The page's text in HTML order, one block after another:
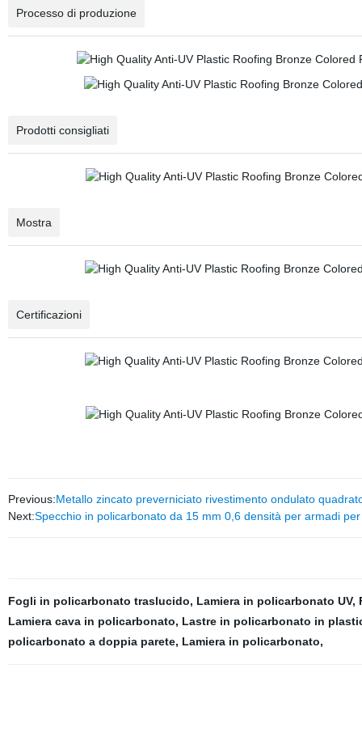
Processo di produzione
Prodotti consigliati
Mostra
Certificazioni
Previous:Metallo zincato preverniciato rivestimento ondulato
Next:Specchio in policarbonato da 15 mm 0,6 densità per armadi
Fogli in policarbonato traslucido, Lamiera in policarbonato UV,
Lamiera cava in policarbonato, Lastre in policarbonato in
policarbonato a doppia parete, Lamiera in policarbonato,